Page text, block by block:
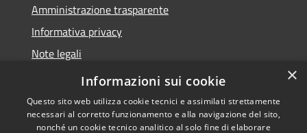
Amministrazione trasparente
Informativa privacy
Note legali
Dichiarazione di accessibilità
×
Informazioni sui cookie
Questo sito web utilizza cookie tecnici e assimilati strettamente
necessari al corretto funzionamento e alla navigazione del sito,
nonché un cookie tecnico analitico al solo fine di elaborare